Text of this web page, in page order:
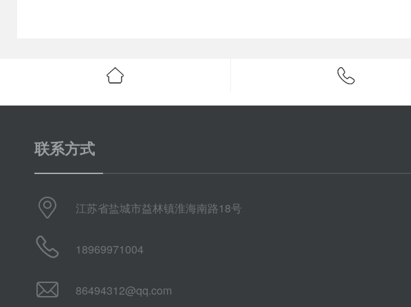
联系方式
江苏省盐城市益林镇淮海南路18号
18969971004
86494312@qq.com